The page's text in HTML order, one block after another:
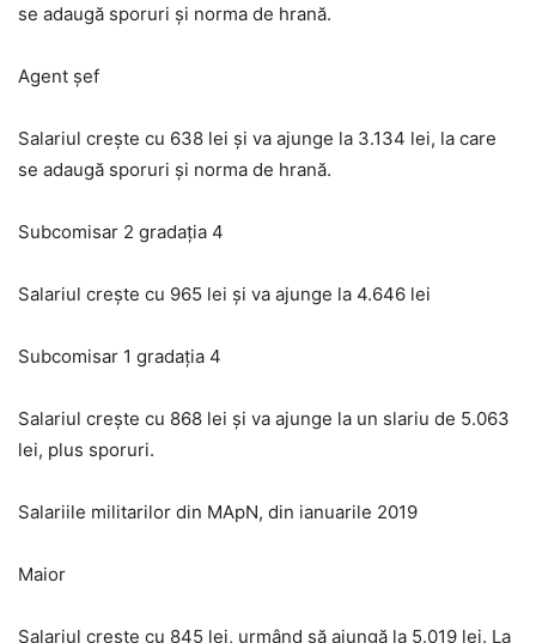
se adaugă sporuri şi norma de hrană.
Agent şef
Salariul creşte cu 638 lei şi va ajunge la 3.134 lei, la care
se adaugă sporuri şi norma de hrană.
Subcomisar 2 gradaţia 4
Salariul creşte cu 965 lei şi va ajunge la 4.646 lei
Subcomisar 1 gradaţia 4
Salariul creşte cu 868 lei şi va ajunge la un slariu de 5.063
lei, plus sporuri.
Salariile militarilor din MApN, din ianuarile 2019
Maior
Salariul creşte cu 845 lei, urmând să ajungă la 5.019 lei. La